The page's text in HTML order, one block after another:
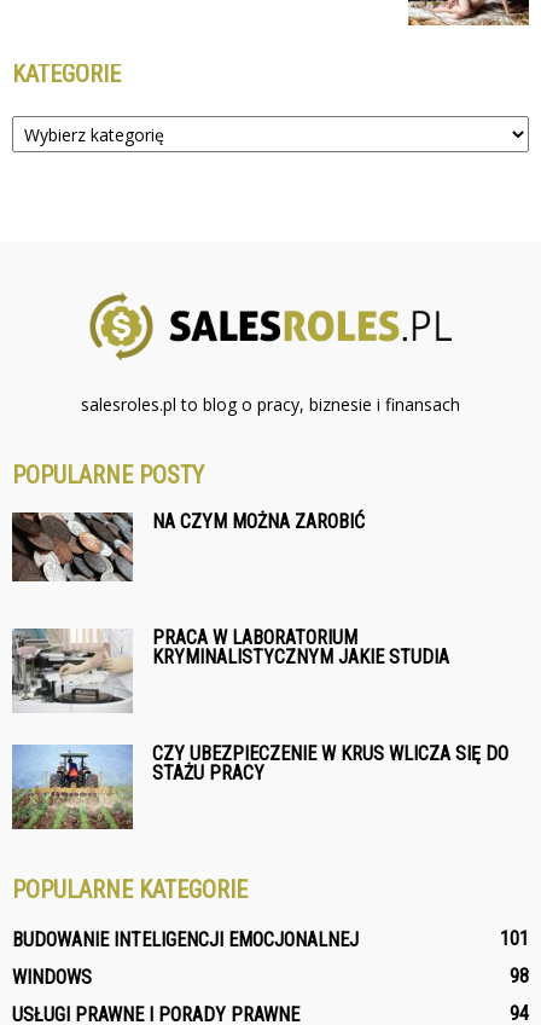
KATEGORIE
Kategorie
salesroles.pl to blog o pracy, biznesie i finansach
POPULARNE POSTY
NA CZYM MOŻNA ZAROBIĆ
PRACA W LABORATORIUM
KRYMINALISTYCZNYM JAKIE STUDIA
CZY UBEZPIECZENIE W KRUS WLICZA SIĘ DO
STAŻU PRACY
POPULARNE KATEGORIE
BUDOWANIE INTELIGENCJI EMOCJONALNEJ
101
WINDOWS
98
USŁUGI PRAWNE I PORADY PRAWNE
94